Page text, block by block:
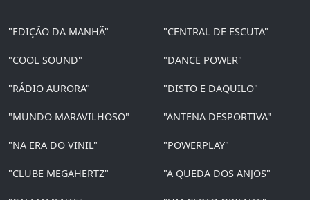
"EDIÇÃO DA MANHÃ" "CENTRAL DE ESCUTA"
"COOL SOUND" "DANCE POWER"
"RÁDIO AURORA" "DISTO E DAQUILO"
"MUNDO MARAVILHOSO" "ANTENA DESPORTIVA"
"NA ERA DO VINIL" "POWERPLAY"
"CLUBE MEGAHERTZ" "A QUEDA DOS ANJOS"